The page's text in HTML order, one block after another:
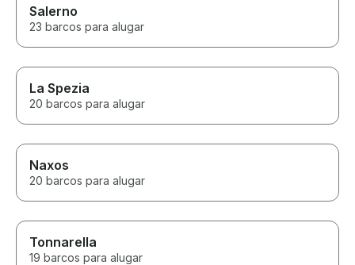
Salerno
23 barcos para alugar
La Spezia
20 barcos para alugar
Naxos
20 barcos para alugar
Tonnarella
19 barcos para alugar